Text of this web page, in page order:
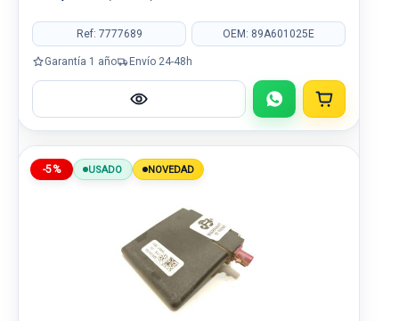
Ref: 7777689 OEM: 89A601025E
Garantía 1 año Envío 24-48h
-5% USADO NOVEDAD